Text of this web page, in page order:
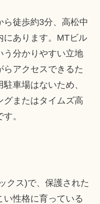
ら徒歩約3分、高松中
にあります。MTビル
う分かりやすい立地
らアクセスできるた
車場はないため、
グまたはタイムズ高
。
クス)で、保護された
性格に育っている